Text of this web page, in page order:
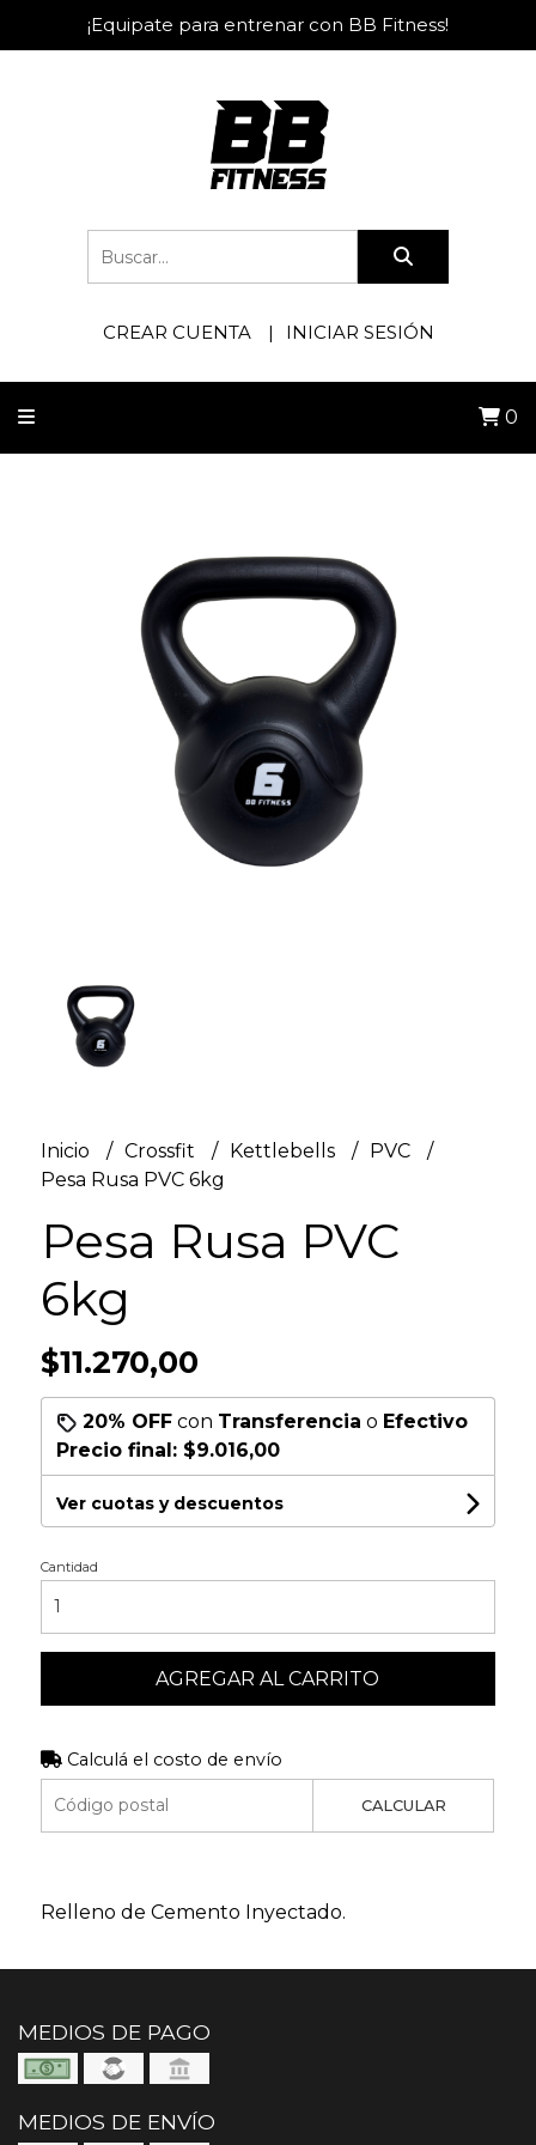
¡Equipate para entrenar con BB Fitness!
CREAR CUENTA INICIAR SESIÓN
0
Inicio Crossfit Kettlebells
PVC
Pesa Rusa PVC 6kg
Pesa Rusa PVC
6kg
$11.270,00
20% OFFcon Transferencia o Efectivo
Precio final: $9.016,00
Ver cuotas y descuentos
Cantidad
AGREGAR AL CARRITO
Calculá el costo de envío
CALCULAR
Relleno de Cemento Inyectado.
MEDIOS DE PAGO
MEDIOS DE ENVÍO